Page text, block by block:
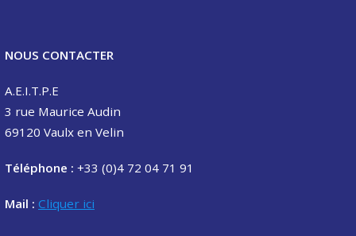
NOUS CONTACTER
A.E.I.T.P.E
3 rue Maurice Audin
69120 Vaulx en Velin
Téléphone : +33 (0)4 72 04 71 91
Mail : Cliquer ici